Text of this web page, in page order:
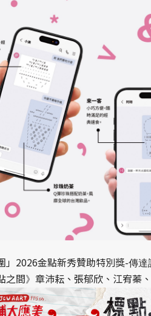
」2026金點新秀贊助特別獎-傳達
之間》 章沛耘、張郁欣、江宥蓁